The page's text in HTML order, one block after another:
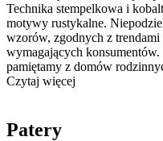
Technika stempelkowa i
motywy rustykalne.
wzorów, zgodnych z
wymagających
pamiętamy z domów
Czytaj więcej
Patery